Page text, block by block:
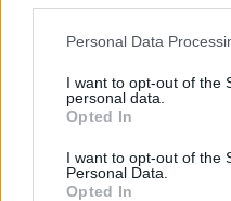
Personal Data
I want to opt-out of the
personal data.
Opted In
I want to opt-out of the
Personal Data.
Opted In
Col de
Baracuchet
Col du Rouvey